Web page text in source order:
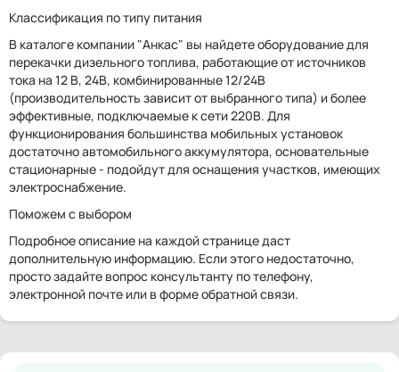
Классификация по типу питания
В каталоге компании "Анкас" вы найдете оборудование для
перекачки дизельного топлива, работающие от источников
тока на 12 В, 24В, комбинированные 12/24В
(производительность зависит от выбранного типа) и более
эффективные, подключаемые к сети 220В. Для
функционирования большинства мобильных установок
достаточно автомобильного аккумулятора, основательные
стационарные - подойдут для оснащения участков, имеющих
электроснабжение.
Поможем с выбором
Подробное описание на каждой странице даст
дополнительную информацию. Если этого недостаточно,
просто задайте вопрос консультанту по телефону,
электронной почте или в форме обратной связи.